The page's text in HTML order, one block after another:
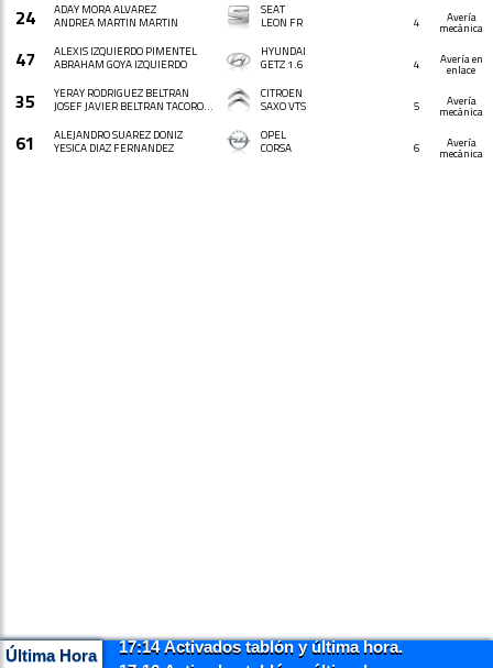
24
ADAY MORA ALVAREZ
ANDREA MARTIN MARTIN
SEAT
LEON FR
4 Avería
mecánica
47
ALEXIS IZQUIERDO PIMENTEL
ABRAHAM GOYA IZQUIERDO
HYUNDAI
GETZ 1.6
4 Avería en
enlace
35
YERAY RODRIGUEZ BELTRAN
JOSEF JAVIER BELTRAN TACORONTE
CITROËN
SAXO VTS
5 Avería
mecánica
61
ALEJANDRO SUAREZ DONIZ
YESICA DIAZ FERNANDEZ
OPEL
CORSA
6 Avería
mecánica
Última Hora
17:14 Activados tablón y última hora.